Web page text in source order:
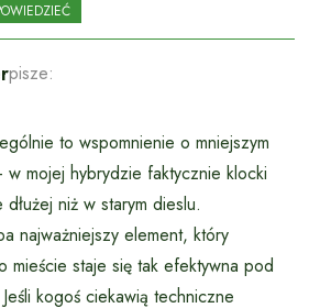
pisze:
to wspomnienie o mniejszym
mojej hybrydzie faktycznie klocki
niż w starym dieslu.
najważniejszy element, który
mieście staje się tak efektywna pod
kogoś ciekawią techniczne